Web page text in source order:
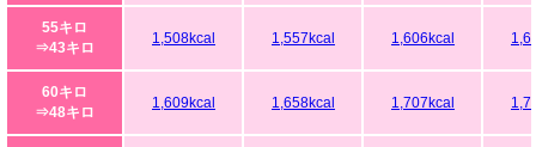
55キロ
⇒43キロ
1,508kcal 1,557kcal 1,606kcal
60キロ
⇒48キロ
1,609kcal 1,658kcal 1,707kcal